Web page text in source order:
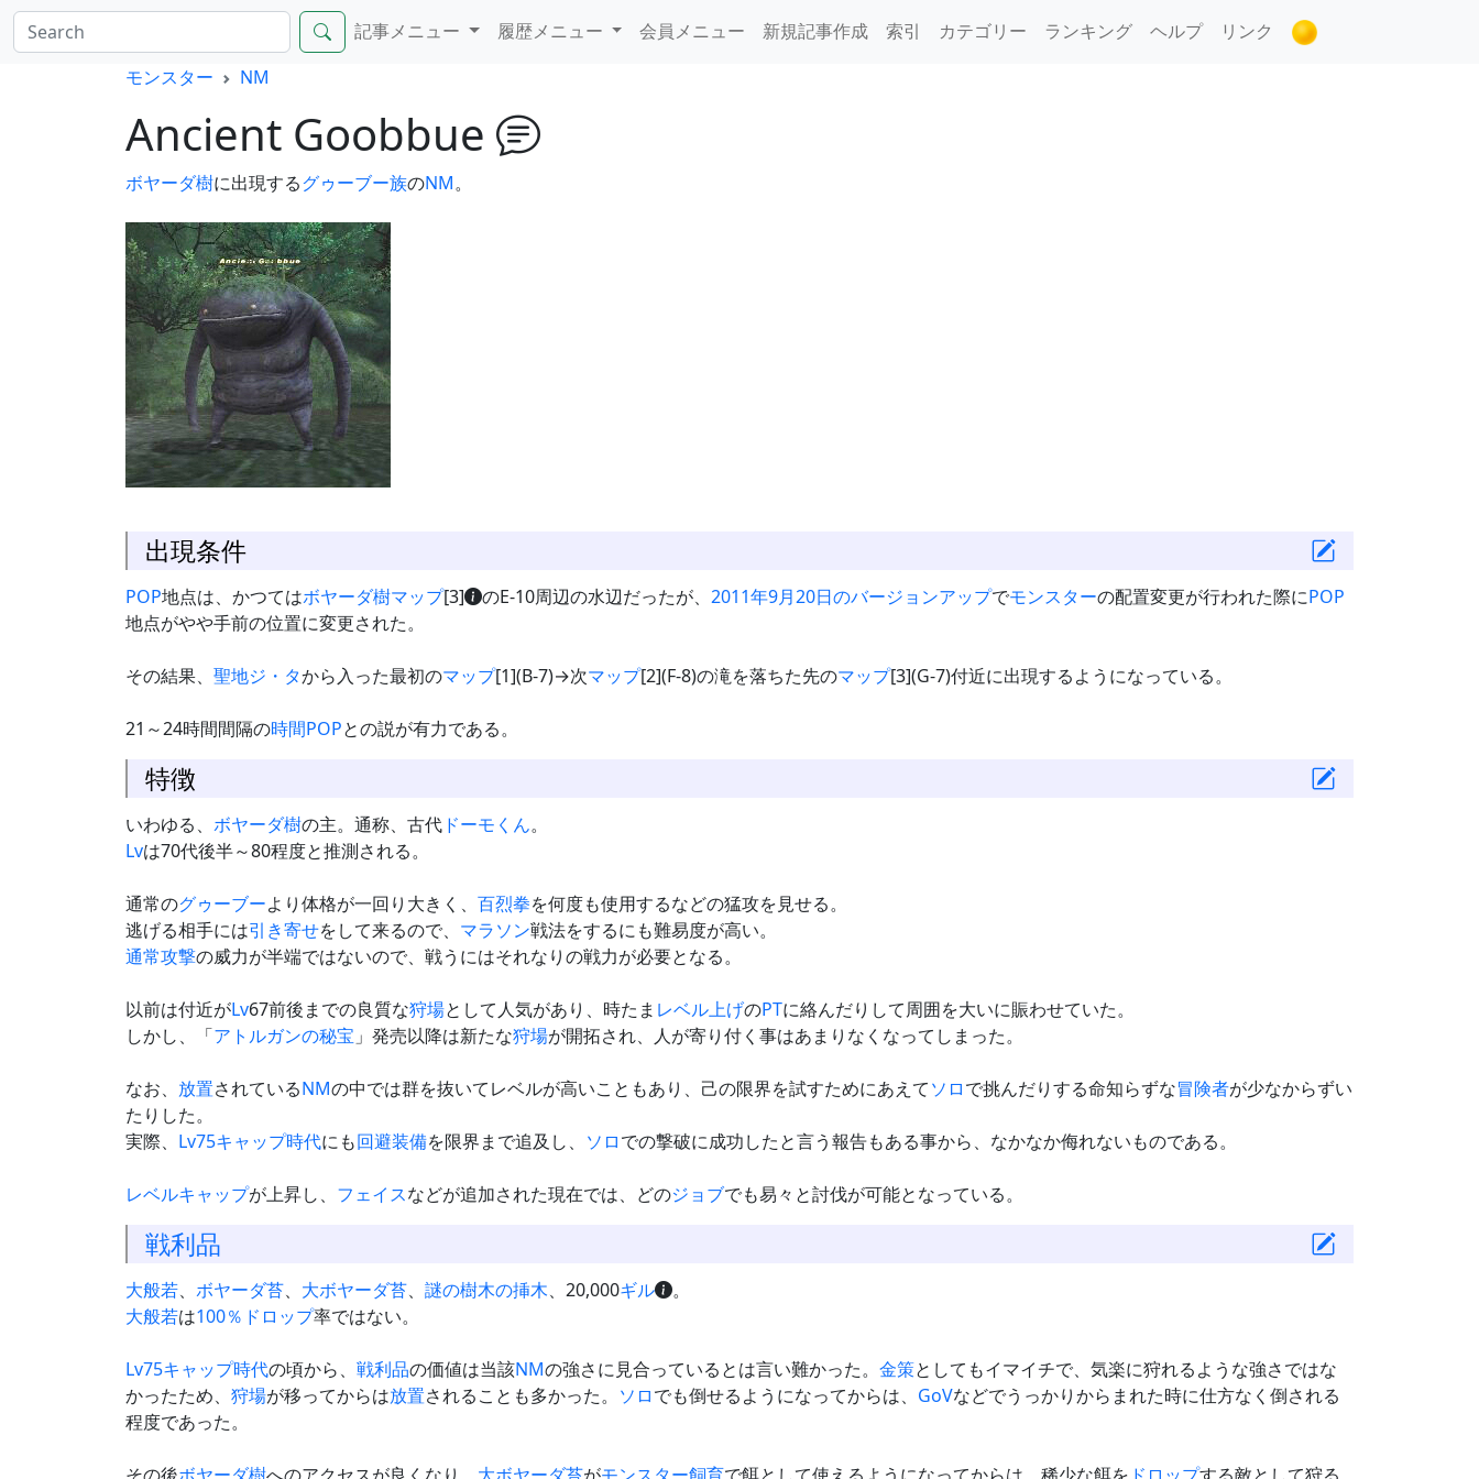
記事メニュー 履歴メニュー 会員メニュー 新規記事作成 索引 カテゴリー ランキング ヘルプ
リンク
モンスター
NM
Ancient Goobbue
ボヤーダ樹に出現するグゥーブー族のNM。
出現条件
POP地点は、かつてはボヤーダ樹マップ[3] のE-10周辺の水辺だったが、 2011年9月20日のバージョンアップでモンスターの配置変更が行われた際にPOP
地点がやや手前の位置に変更された。
その結果、 聖地ジ・タから入った最初のマップ[1](B-7)→次マップ[2](F-8)の滝を落ちた先のマップ[3](G-7)付近に出現するようになっている。
21～24時間間隔の時間POPとの説が有力である。
特徴
いわゆる、 ボヤーダ樹の主。通称、古代 ドーモくん。
Lvは70代後半～80程度と推測される。
通常のグゥーブーより体格が一回り大きく、 百烈拳を何度も使用するなどの猛攻を見せる。
逃げる相手には引き寄せをして来るので、 マラソン戦法をするにも難易度が高い。
通常攻撃の威力が半端ではないので、戦うにはそれなりの戦力が必要となる。
以前は付近がLv67前後までの良質な狩場として人気があり、時たま レベル上げのPTに絡んだりして周囲を大いに賑わせていた。
しかし、「アトルガンの秘宝 」発売以降は新たな狩場が開拓され、人が寄り付く事はあまりなくなってしまった。
なお、 放置されているNMの中では群を抜いてレベルが高いこともあり、己の限界を試すためにあえてソロで挑んだりする命知らずな冒険者が少なからずい
たりした。
実際、 Lv75キャップ時代にも回避装備を限界まで追及し、 ソロでの撃破に成功したと言う報告もある事から、なかなか侮れないものである。
レベルキャップが上昇し、 フェイスなどが追加された現在では、どのジョブでも易々と討伐が可能となっている。
戦利品
大般若、 ボヤーダ苔、 大ボヤーダ苔、 謎の樹木の挿木、20,000ギル
。
大般若は100％ドロップ率ではない。
Lv75キャップ時代の頃から、 戦利品の価値は当該NMの強さに見合っているとは言い難かった。 金策としてもイマイチで、気楽に狩れるような強さではな
かったため、 狩場が移ってからは放置されることも多かった。 ソロでも倒せるようになってからは、 GoVなどでうっかりからまれた時に仕方なく倒される
程度であった。